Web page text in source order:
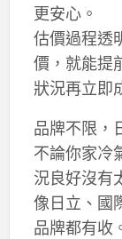
更安心。
估價過程透
價，就能提
狀況再立即
品牌不限，
不論你家冷
況良好沒有
像日立、國
品牌都有收